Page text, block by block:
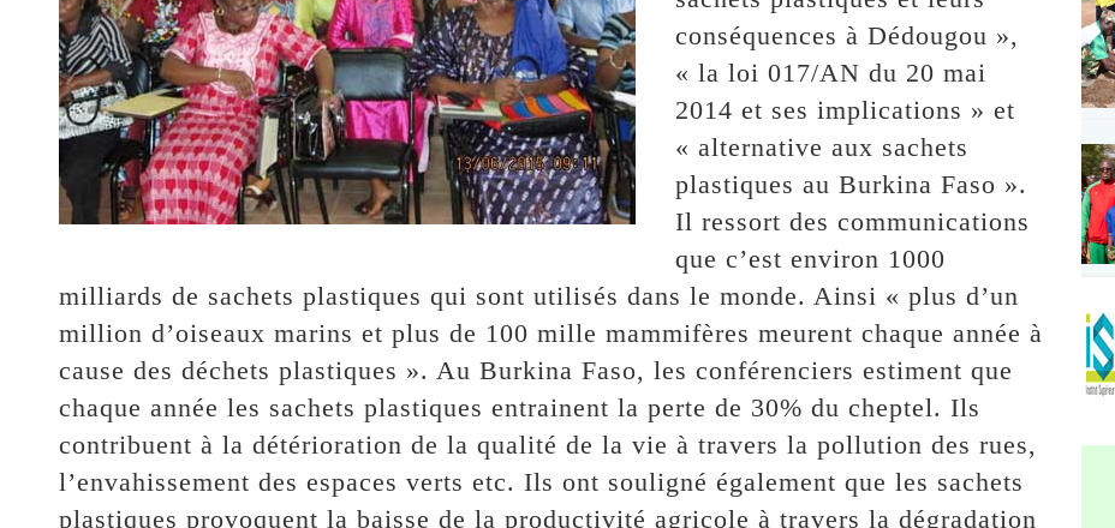
conséquences à Dédougou »,
« la loi 017/AN du 20 mai
2014 et ses implications » et
« alternative aux sachets
plastiques au Burkina Faso ».
Il ressort des communications
que c’est environ 1000
milliards de sachets plastiques qui sont utilisés dans le monde. Ainsi « plus d’un
million d’oiseaux marins et plus de 100 mille mammifères meurent chaque année à
cause des déchets plastiques ». Au Burkina Faso, les conférenciers estiment que
chaque année les sachets plastiques entrainent la perte de 30% du cheptel. Ils
contribuent à la détérioration de la qualité de la vie à travers la pollution des rues,
l’envahissement des espaces verts etc. Ils ont souligné également que les sachets
plastiques provoquent la baisse de la productivité agricole à travers la dégradation